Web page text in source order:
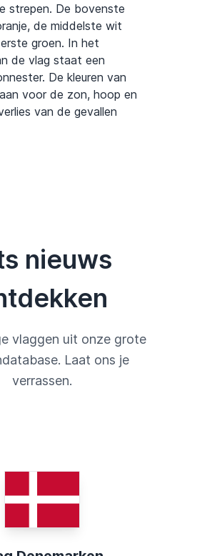
strepen. De bovenste
de middelste wit
groen. In het
de vlag staat een
De kleuren van
voor de zon, hoop en
van de gevallen
nieuws
vlaggen uit onze grote
Laat ons je
verrassen.